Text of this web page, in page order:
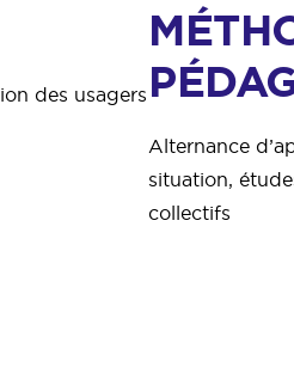
des usagers
Alternance
situation,
collectifs